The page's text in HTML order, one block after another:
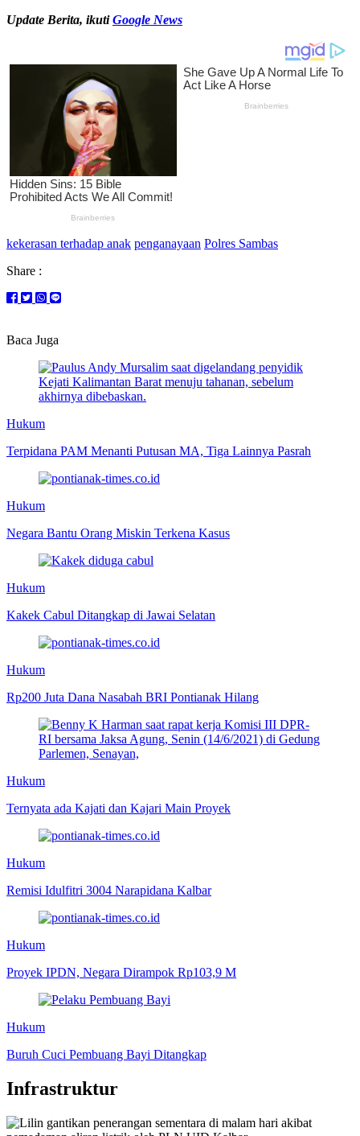
Update Berita, ikutiGoogle News
kekerasan terhadap anak penganayaan Polres Sambas
Share :
Baca Juga
Hukum
Terpidana PAM Menanti Putusan MA, Tiga Lainnya Pasrah
Hukum
Negara Bantu Orang Miskin Terkena Kasus
Hukum
Kakek Cabul Ditangkap di Jawai Selatan
Hukum
Rp200 Juta Dana Nasabah BRI Pontianak Hilang
Hukum
Ternyata ada Kajati dan Kajari Main Proyek
Hukum
Remisi Idulfitri 3004 Narapidana Kalbar
Hukum
Proyek IPDN, Negara Dirampok Rp103,9 M
Hukum
Buruh Cuci Pembuang Bayi Ditangkap
Infrastruktur